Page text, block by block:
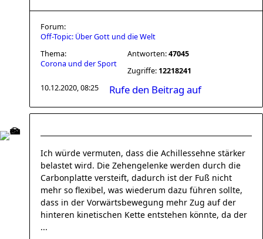
Forum:
Off-Topic: Über Gott und die Welt
Thema:
Corona und der Sport
Antworten:47045
Zugriffe: 12218241
10.12.2020, 08:25
Rufe den Beitrag auf
Ich würde vermuten, dass die Achillessehne stärker
belastet wird. Die Zehengelenke werden durch die
Carbonplatte versteift, dadurch ist der Fuß nicht
mehr so flexibel, was wiederum dazu führen sollte,
dass in der Vorwärtsbewegung mehr Zug auf der
hinteren kinetischen Kette entstehen könnte, da der
...